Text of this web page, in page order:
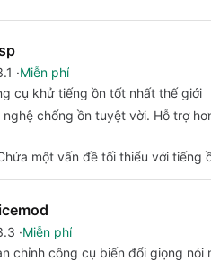
Miễn phí
cụ khử tiếng ồn tốt nhất thế giới
nghệ chống ồn tuyệt vời. Hỗ trợ
một vấn đề tối thiểu với tiếng
Miễn phí
chỉnh công cụ biến đổi giọng